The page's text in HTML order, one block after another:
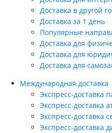
Доставка в другой
Доставка за 1 день
Популярные
Доставка для
Доставка для
Доставка для
Международная доставка
Экспресс-доставка
Экспресс-доставка
Экспресс-доставка
Экспресс-доставка